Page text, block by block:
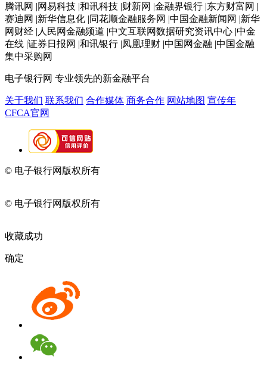
腾讯网 |网易科技 |和讯科技 |财新网 |金融界银行 |东方财富网 |
赛迪网 |新华信息化 |同花顺金融服务网 |中国金融新闻网 |新华
网财经 |人民网金融频道 |中文互联网数据研究资讯中心 |中金
在线 |证券日报网 |和讯银行 |凤凰理财 |中国网金融 |中国金融
集中采购网
电子银行网 专业领先的新金融平台
关于我们 联系我们 合作媒体 商务合作 网站地图 宣传年
CFCA官网
© 电子银行网版权所有
© 电子银行网版权所有
收藏成功
确定